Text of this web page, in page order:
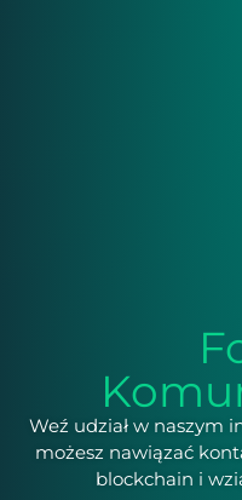
Weź udział w naszym
możesz nawiązać
blockchain i